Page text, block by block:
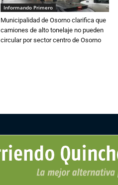
Informando Primero
Municipalidad de Osorno clarifica que
camiones de alto tonelaje no pueden
circular por sector centro de Osorno